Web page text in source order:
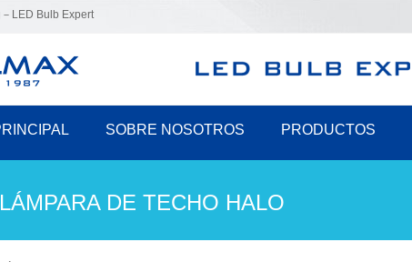
LED Bulb Expert
SOBRE NOSOTROS PRODUCTOS
DE TECHO HALO